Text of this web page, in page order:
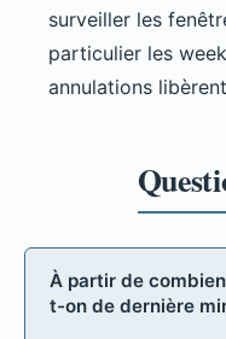
surveiller les
particulier les
annulations
À partir de
t-on de dernière